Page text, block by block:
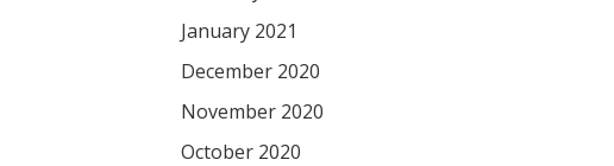
January 2021
December 2020
November 2020
October 2020